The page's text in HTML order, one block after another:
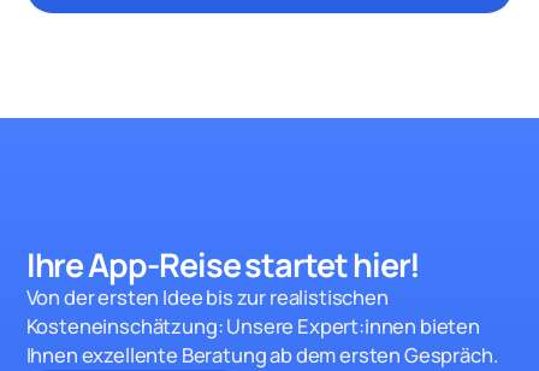
Ihre App-Reise startet hier!
Von der ersten Idee bis zur realistischen
Kosteneinschätzung: Unsere Expert:innen bieten
Ihnen exzellente Beratung ab dem ersten Gespräch.